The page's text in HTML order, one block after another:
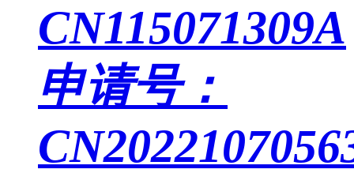
CN115071309A
申请号：